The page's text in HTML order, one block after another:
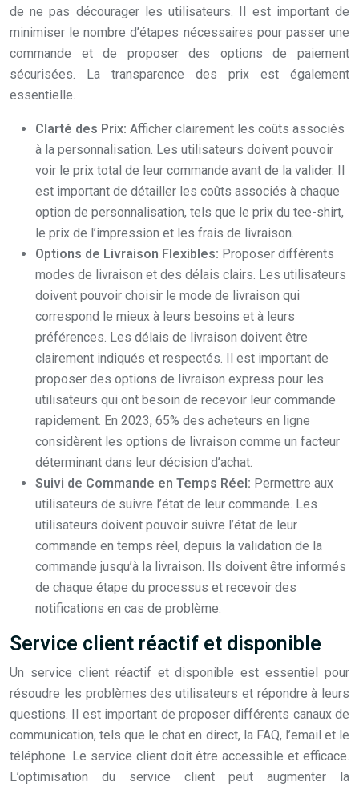
de ne pas décourager les utilisateurs. Il est important de
minimiser le nombre d’étapes nécessaires pour passer une
commande et de proposer des options de paiement
sécurisées. La transparence des prix est également
essentielle.
Clarté des Prix: Afficher clairement les coûts associés
à la personnalisation. Les utilisateurs doivent pouvoir
voir le prix total de leur commande avant de la valider. Il
est important de détailler les coûts associés à chaque
option de personnalisation, tels que le prix du tee-shirt,
le prix de l’impression et les frais de livraison.
Options de Livraison Flexibles: Proposer différents
modes de livraison et des délais clairs. Les utilisateurs
doivent pouvoir choisir le mode de livraison qui
correspond le mieux à leurs besoins et à leurs
préférences. Les délais de livraison doivent être
clairement indiqués et respectés. Il est important de
proposer des options de livraison express pour les
utilisateurs qui ont besoin de recevoir leur commande
rapidement. En 2023, 65% des acheteurs en ligne
considèrent les options de livraison comme un facteur
déterminant dans leur décision d’achat.
Suivi de Commande en Temps Réel: Permettre aux
utilisateurs de suivre l’état de leur commande. Les
utilisateurs doivent pouvoir suivre l’état de leur
commande en temps réel, depuis la validation de la
commande jusqu’à la livraison. Ils doivent être informés
de chaque étape du processus et recevoir des
notifications en cas de problème.
Service client réactif et disponible
Un service client réactif et disponible est essentiel pour
résoudre les problèmes des utilisateurs et répondre à leurs
questions. Il est important de proposer différents canaux de
communication, tels que le chat en direct, la FAQ, l’email et le
téléphone. Le service client doit être accessible et efficace.
L’optimisation du service client peut augmenter la